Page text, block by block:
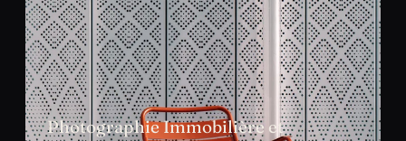
Photographie Immobilière et